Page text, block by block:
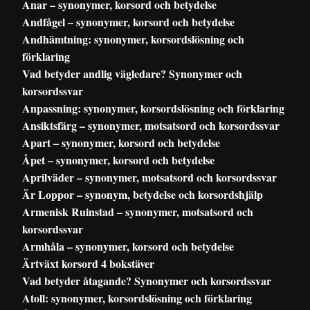
Anar – synonymer, korsord och betydelse
Andfågel – synonymer, korsord och betydelse
Andhämtning: synonymer, korsordslösning och
förklaring
Vad betyder andlig vägledare? Synonymer och
korsordssvar
Anpassning: synonymer, korsordslösning och förklaring
Ansiktsfärg – synonymer, motsatsord och korsordssvar
Apart – synonymer, korsord och betydelse
Åpet – synonymer, korsord och betydelse
Aprilväder – synonymer, motsatsord och korsordssvar
Är Loppor – synonym, betydelse och korsordshjälp
Armenisk Ruinstad – synonymer, motsatsord och
korsordssvar
Armhåla – synonymer, korsord och betydelse
Ärtväxt korsord 4 bokstäver
Vad betyder åtagande? Synonymer och korsordssvar
Atoll: synonymer, korsordslösning och förklaring